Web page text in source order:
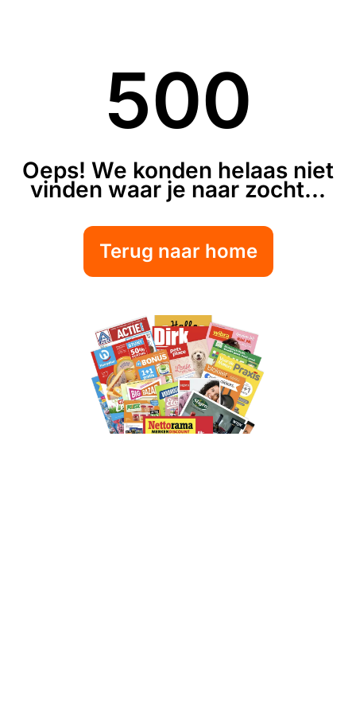
500
Oeps! We konden helaas niet
vinden waar je naar zocht...
Terug naar home